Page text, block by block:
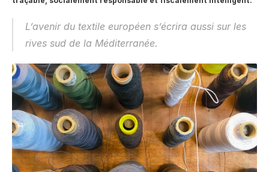
L’avenir du textile européen s’écrira aussi sur les
rives sud de la Méditerranée.